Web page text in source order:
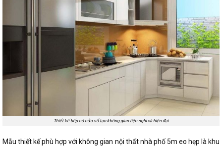
Thiết kế bếp có cửa sổ tạo không gian tiện nghi và hiện đại
Mẫu thiết kế phù hợp với không gian nội thất nhà phố 5m eo hẹp là khu